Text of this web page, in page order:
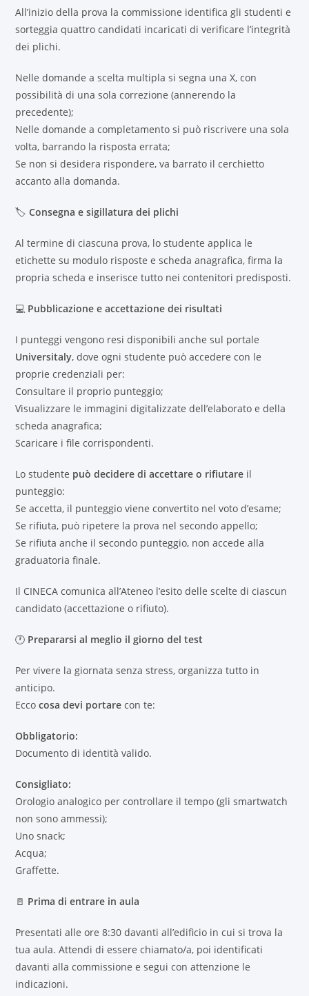
All’inizio della prova la commissione identifica gli studenti e
sorteggia quattro candidati incaricati di verificare l’integrità
dei plichi.
Nelle domande a scelta multipla si segna una X, con
possibilità di una sola correzione (annerendo la
precedente);
Nelle domande a completamento si può riscrivere una sola
volta, barrando la risposta errata;
Se non si desidera rispondere, va barrato il cerchietto
accanto alla domanda.
🏷Consegna e sigillatura dei plichi
Al termine di ciascuna prova, lo studente applica le
etichette su modulo risposte e scheda anagrafica, firma la
propria scheda e inserisce tutto nei contenitori predisposti.
💻 Pubblicazione e accettazione dei risultati
I punteggi vengono resi disponibili anche sul portale
Universitaly, dove ogni studente può accedere con le
proprie credenziali per:
Consultare il proprio punteggio;
Visualizzare le immagini digitalizzate dell’elaborato e della
scheda anagrafica;
Scaricare i file corrispondenti.
Lo studente può decidere di accettare o rifiutare il
punteggio:
Se accetta, il punteggio viene convertito nel voto d’esame;
Se rifiuta, può ripetere la prova nel secondo appello;
Se rifiuta anche il secondo punteggio, non accede alla
graduatoria finale.
Il CINECA comunica all’Ateneo l’esito delle scelte di ciascun
candidato (accettazione o rifiuto).
🕐 Prepararsi al meglio il giorno del test
Per vivere la giornata senza stress, organizza tutto in
anticipo.
Eccocosa devi portarecon te:
Obbligatorio:
Documento di identità valido.
Consigliato:
Orologio analogico per controllare il tempo (gli smartwatch
non sono ammessi);
Uno snack;
Acqua;
Graffette.
🚪 Prima di entrare in aula
Presentati alle ore 8:30 davanti all’edificio in cui si trova la
tua aula. Attendi di essere chiamato/a, poi identificati
davanti alla commissione e segui con attenzione le
indicazioni.